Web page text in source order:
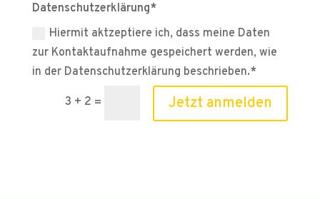
Datenschutzerklärung*
Hiermit aktzeptiere ich, dass meine Daten
zur Kontaktaufnahme gespeichert werden, wie
in der Datenschutzerklärung beschrieben.*
3 + 2 = Jetzt anmelden